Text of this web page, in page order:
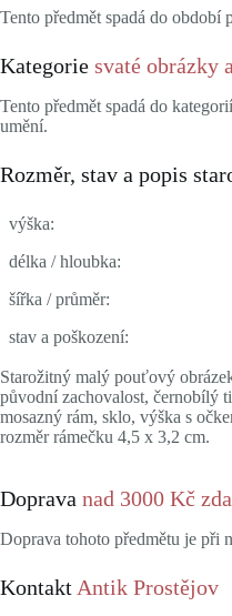
Tento předmět spadá do období
Kategorie svaté obrázky
Tento předmět spadá do
umění.
Rozměr, stav a popis
výška:
délka / hloubka:
šířka / průměr:
stav a poškození:
Starožitný malý pouťový
původní zachovalost, černobílý
mosazný rám, sklo, výška s
rozměr rámečku 4,5 x 3,2 cm.
Doprava nad 3000 Kč
Doprava tohoto předmětu je při
Kontakt Antik Prostějov